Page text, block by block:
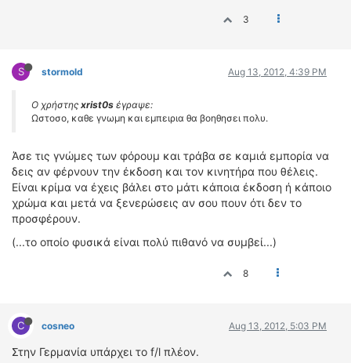
3
S stormold Aug 13, 2012, 4:39 PM
Ο χρήστης xrist0s έγραψε:
Ωστοσο, καθε γνωμη και εμπειρια θα βοηθησει πολυ.
Άσε τις γνώμες των φόρουμ και τράβα σε καμιά εμπορία να
δεις αν φέρνουν την έκδοση και τον κινητήρα που θέλεις.
Είναι κρίμα να έχεις βάλει στο μάτι κάποια έκδοση ή κάποιο
χρώμα και μετά να ξενερώσεις αν σου πουν ότι δεν το
προσφέρουν.
(...το οποίο φυσικά είναι πολύ πιθανό να συμβεί...)
8
C cosneo Aug 13, 2012, 5:03 PM
Στην Γερμανία υπάρχει το f/l πλέον.